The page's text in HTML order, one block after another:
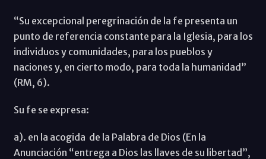
“Su excepcional peregrinación de la fe presenta un
punto de referencia constante para la Iglesia, para los
individuos y comunidades, para los pueblos y
naciones y, en cierto modo, para toda la humanidad”
(RM, 6).
Su fe se expresa:
a). en la acogida de la Palabra de Dios (En la
Anunciación “entrega a Dios las llaves de su libertad”,